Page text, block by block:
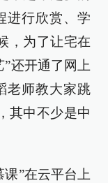
进行欣赏、学
，为了让宅在
还开通了网上
老师教大家跳
其中不少是中
”在云平台上